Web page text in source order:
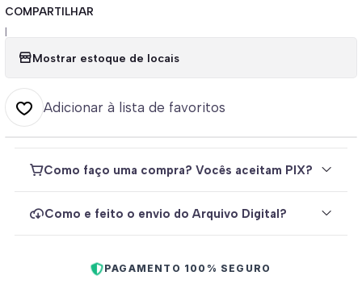
COMPARTILHAR
|
Mostrar estoque de locais
Adicionar à lista de favoritos
Como faço uma compra? Vocês aceitam PIX?
Como e feito o envio do Arquivo Digital?
PAGAMENTO 100% SEGURO